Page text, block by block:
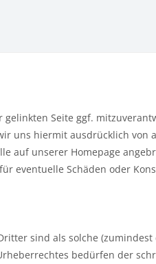
Seite ggf.
uns hiermit ausdrücklich von
auf unserer Homepage
eventuelle Schäden oder
sind als solche
bedürfen der